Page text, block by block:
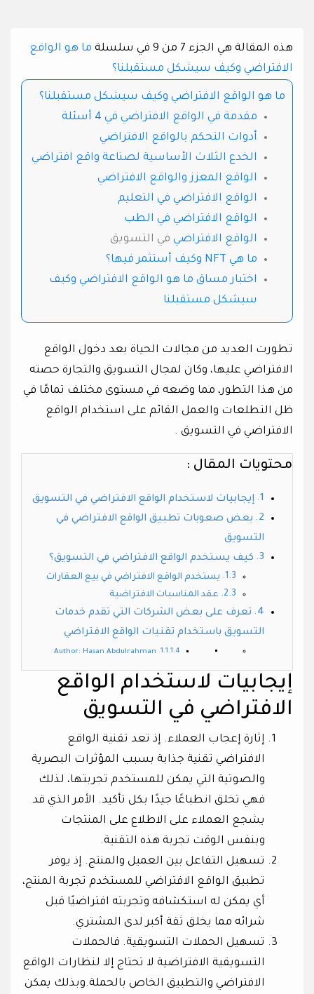
هذه المقالة هي الجزء 7 من 9 في سلسلة
ما هو الواقع
الافتراضي وكيف سيشكل مستقبلنا؟
ما هو الواقع الافتراضي وكيف سيشكل مستقبلنا؟
مقدمة في الواقع الافتراضي في 4 أسئلة
أدوات التحكم بالواقع الافتراضي
الخدع الثلاث الأساسية لصناعة واقع افتراضي
الواقع المعزز والواقع الافتراضي
الواقع الافتراضي في التعليم
الواقع الافتراضي في الطب
الواقع الافتراضي في التسويق
ما هي NFT وكيف أستثمر فيها؟
اختبار مساق ما هو الواقع الافتراضي وكيف
سيشكل مستقبلنا
تطورت العديد من مجالات الحياة بعد دخول الواقع
الافتراضي عليها، وكان لمجال التسويق والتجارة حصته
من هذا التطور، مما وضعه في مستوى مختلف تمامًا في
ظل التطلعات والعمل القائم على استخدام الواقع
الافتراضي في التسويق .
محتويات المقال :
إيجابيات لاستخدام الواقع الافتراضي في التسويق
بعض صعوبات تطبيق الواقع الافتراضي في
التسويق
كيف يستخدم الواقع الافتراضي في التسويق؟
يستخدم الواقع الافتراضي في بيع العقارات
عقد المناسبات الافتراضية
تعرف على بعض الشركات التي تقدم خدمات
التسويق باستخدام تقنيات الواقع الافتراضي
Author: Hasan Abdulrahman
إيجابيات لاستخدام الواقع
الافتراضي في التسويق
إثارة إعجاب العملاء. إذ تعد تقنية الواقع
الافتراضي تقنية جذابة بسبب المؤثرات البصرية
والصوتية التي يمكن للمستخدم تجربتها، لذلك
فهي تخلق انطباعًا جيدًا بكل تأكيد. الأمر الذي قد
يشجع العملاء على الاطلاع على المنتجات
وبنفس الوقت تجربة هذه التقنية.
تسهيل التفاعل بين العميل والمنتج. إذ يوفر
تطبيق الواقع الافتراضي للمستخدم تجربة المنتج،
أي يمكن له استكشافه وتجربته افتراضيًا قبل
شرائه مما يخلق ثقة أكبر لدى المشتري.
تسهيل الحملات التسويقية. فالحملات
التسويقية الافتراضية لا تحتاج إلا لنظارات الواقع
الافتراضي والتطبيق الخاص بالحملة.وبذلك يمكن